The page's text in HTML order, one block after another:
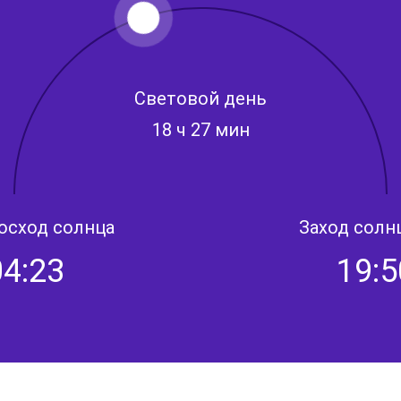
Световой день
18 ч 27 мин
солнца Заход